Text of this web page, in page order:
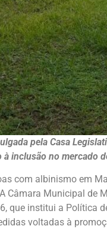
pela Casa
à inclusão no mercado
com albinismo em
Câmara Municipal de
que institui a Política
voltadas à